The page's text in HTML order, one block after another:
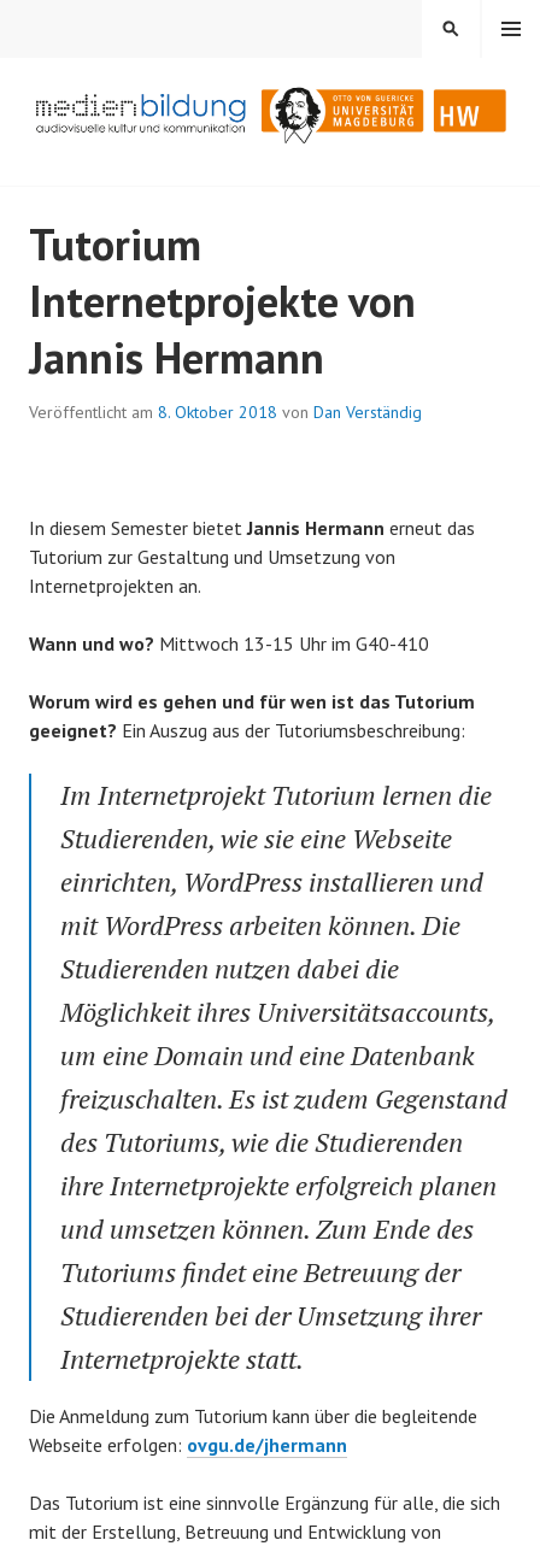
Audiovisuelle Kultur und Kommunikation
MENÜ
SUCHEN
Tutorium
Internetprojekte von
Jannis Hermann
Veröffentlicht am 8. Oktober 2018 von Dan Verständig
In diesem Semester bietetJannis Hermann erneut das
Tutorium zur Gestaltung und Umsetzung von
Internetprojekten an.
Wann und wo? Mittwoch 13-15 Uhr im G40-410
Worum wird es gehen und für wen ist das Tutorium
geeignet? Ein Auszug aus der Tutoriumsbeschreibung:
Im Internetprojekt Tutorium lernen die
Studierenden, wie sie eine Webseite
einrichten, WordPress installieren und
mit WordPress arbeiten können. Die
Studierenden nutzen dabei die
Möglichkeit ihres Universitätsaccounts,
um eine Domain und eine Datenbank
freizuschalten. Es ist zudem Gegenstand
des Tutoriums, wie die Studierenden
ihre Internetprojekte erfolgreich planen
und umsetzen können. Zum Ende des
Tutoriums findet eine Betreuung der
Studierenden bei der Umsetzung ihrer
Internetprojekte statt.
Die Anmeldung zum Tutorium kann über die begleitende
Webseite erfolgen: ovgu.de/jhermann
Das Tutorium ist eine sinnvolle Ergänzung für alle, die sich
mit der Erstellung, Betreuung und Entwicklung von